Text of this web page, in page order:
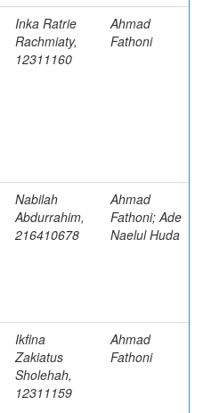
Inka Ratrie
Rachmiaty,
12311160
Ahmad
Fathoni
Nabilah
Abdurrahim,
216410678
Ahmad
Fathoni; Ade
Naelul Huda
Ikfina
Zakiatus
Sholehah,
12311159
Ahmad
Fathoni